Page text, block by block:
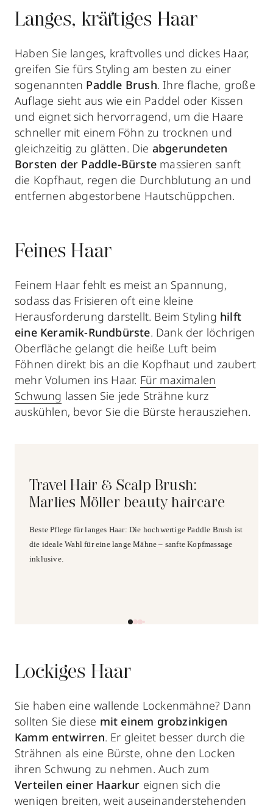
Langes, kräftiges Haar
Haben Sie langes, kraftvolles und dickes Haar,
greifen Sie fürs Styling am besten zu einer
sogenannten Paddle Brush. Ihre flache, große
Auflage sieht aus wie ein Paddel oder Kissen
und eignet sich hervorragend, um die Haare
schneller mit einem Föhn zu trocknen und
gleichzeitig zu glätten. Die abgerundeten
Borsten der Paddle-Bürste massieren sanft
die Kopfhaut, regen die Durchblutung an und
entfernen abgestorbene Hautschüppchen.
Feines Haar
Feinem Haar fehlt es meist an Spannung,
sodass das Frisieren oft eine kleine
Herausforderung darstellt. Beim Styling hilft
eine Keramik-Rundbürste. Dank der löchrigen
Oberfläche gelangt die heiße Luft beim
Föhnen direkt bis an die Kopfhaut und zaubert
mehr Volumen ins Haar. Für maximalen
Schwung lassen Sie jede Strähne kurz
auskühlen, bevor Sie die Bürste herausziehen.
Travel Hair & Scalp Brush:
Marlies Möller beauty haircare
Beste Pflege für langes Haar: Die hochwertige Paddle Brush ist
die ideale Wahl für eine lange Mähne – sanfte Kopfmassage
inklusive.
Lockiges Haar
Sie haben eine wallende Lockenmähne? Dann
sollten Sie diese mit einem grobzinkigen
Kamm entwirren. Er gleitet besser durch die
Strähnen als eine Bürste, ohne den Locken
ihren Schwung zu nehmen. Auch zum
Verteilen einer Haarkur eignen sich die
wenigen breiten, weit auseinanderstehenden